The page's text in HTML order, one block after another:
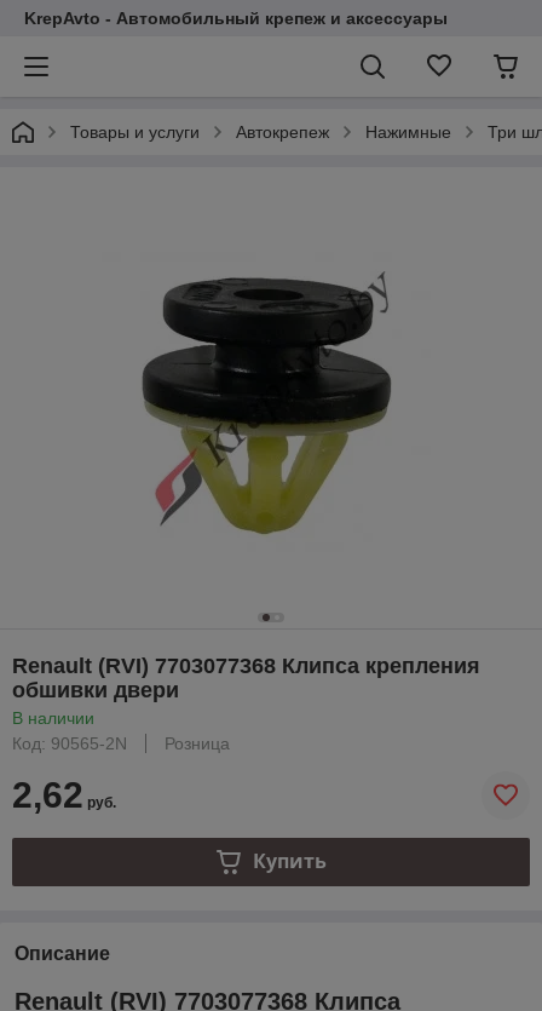
KrepAvto - Автомобильный крепеж и аксессуары
Товары и услуги Автокрепеж Нажимные Три
Renault (RVI) 7703077368 Клипса крепления
обшивки двери
В наличии
Код: 90565-2N
Розница
2,62 руб.
Купить
Описание
Renault (RVI) 7703077368 Клипса